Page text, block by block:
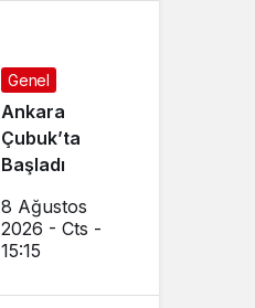
Genel
Ankara
Çubuk’ta
Başladı
8 Ağustos
2026 - Cts -
15:15